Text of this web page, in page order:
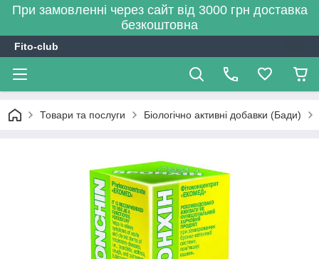
При замовленні через сайт від 3000 грн доставка
безкоштовна
Fito-club
Товари та послуги Біологічно активні добавки (Бади)